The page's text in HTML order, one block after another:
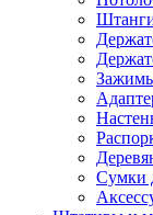
Сумки